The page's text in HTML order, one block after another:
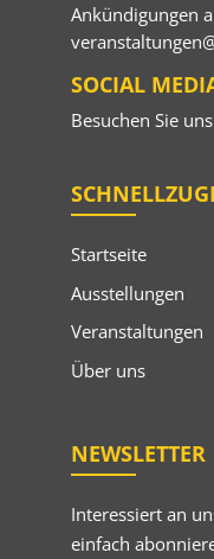
Ankündigungen
SOCIAL
Besuchen Sie
Startseite
Ausstellungen
Veranstaltungen
Über uns
NEWSLETTER
Interessiert an
einfach